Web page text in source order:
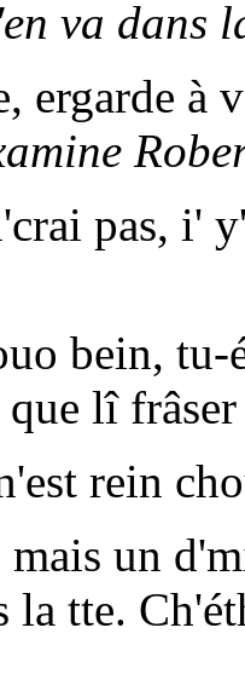
dans
à
pas, i' y'a
tu-
lî
rein
un
la tte.